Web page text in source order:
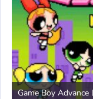
Game Boy